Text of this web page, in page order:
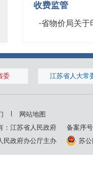
收费监管
·省物价局关于
委 江苏省人大常
网站地图
：江苏省人民政府
备案序
民政府办公厅主办
苏